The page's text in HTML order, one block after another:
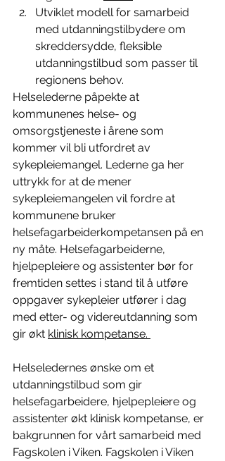
Utviklet modell for samarbeid
med utdanningstilbydere om
skreddersydde, fleksible
utdanningstilbud som passer til
regionens behov.
Helselederne påpekte at
kommunenes helse- og
omsorgstjeneste i årene som
kommer vil bli utfordret av
sykepleiemangel. Lederne ga her
uttrykk for at de mener
sykepleiemangelen vil fordre at
kommunene bruker
helsefagarbeiderkompetansen på en
ny måte. Helsefagarbeiderne,
hjelpepleiere og assistenter bør for
fremtiden settes i stand til å utføre
oppgaver sykepleier utfører i dag
med etter- og videreutdanning som
gir økt klinisk kompetanse.
Helseledernes ønske om et
utdanningstilbud som gir
helsefagarbeidere, hjelpepleiere og
assistenter økt klinisk kompetanse, er
bakgrunnen for vårt samarbeid med
Fagskolen i Viken. Fagskolen i Viken